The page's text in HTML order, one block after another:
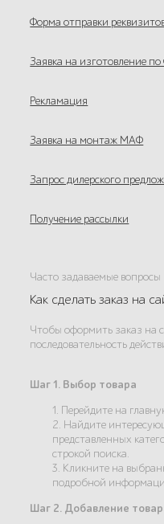
Форма отправки
Заявка на изготовление
Рекламация
Заявка на монтаж МАФ
Запрос дилерского
Получение рассылки
Часто задаваемые вопросы
Как сделать заказ на
Чтобы оформить заказ на
последовательность
Шаг 1. Выбор товара
1. Перейдите на
2. Найдите
представленных
строкой поиска.
3. Кликните на
подробной
Шаг 2. Добавление